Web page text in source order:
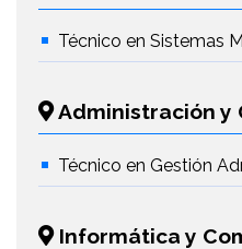
Técnico en Sistemas
Administración y
Técnico en Gestión
Informática y